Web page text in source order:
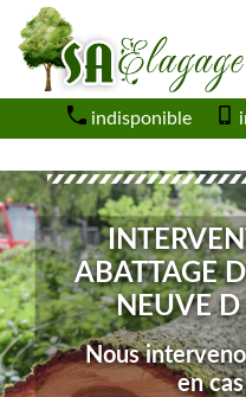
indisponible
ABATTAGE
NEUVE
Nous
en